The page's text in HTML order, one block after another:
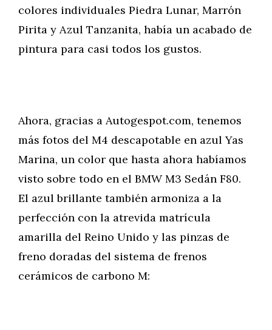
colores individuales Piedra Lunar, Marrón
Pirita y Azul Tanzanita, había un acabado de
pintura para casi todos los gustos.
Ahora, gracias a Autogespot.com, tenemos
más fotos del M4 descapotable en azul Yas
Marina, un color que hasta ahora habíamos
visto sobre todo en el BMW M3 Sedán F80.
El azul brillante también armoniza a la
perfección con la atrevida matrícula
amarilla del Reino Unido y las pinzas de
freno doradas del sistema de frenos
cerámicos de carbono M: